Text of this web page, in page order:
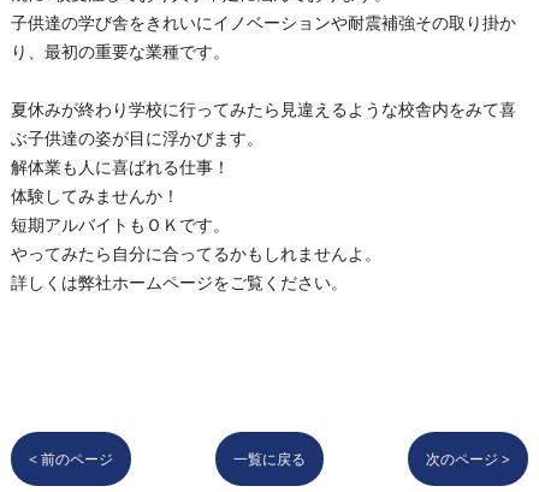
子供達の学び舎をきれいにイノベーションや耐震補強その取り掛か
り、最初の重要な業種です。
夏休みが終わり学校に行ってみたら見違えるような校舎内をみて喜
ぶ子供達の姿が目に浮かびます。
解体業も人に喜ばれる仕事！
体験してみませんか！
短期アルバイトもＯＫです。
やってみたら自分に合ってるかもしれませんよ。
詳しくは弊社ホームページをご覧ください。
< 前のページ 一覧に戻る 次のページ >